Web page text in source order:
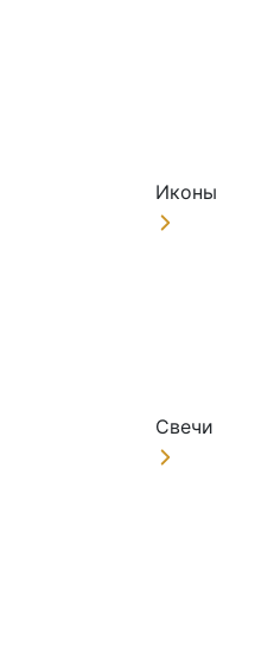
Иконы
Свечи